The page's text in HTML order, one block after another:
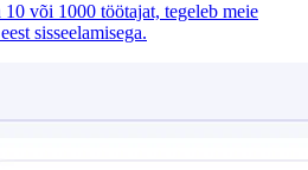
10 või 1000 töötajat, tegeleb meie
sisseelamisega.